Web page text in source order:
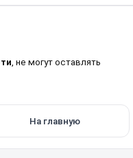
, не могут оставлять
На главную